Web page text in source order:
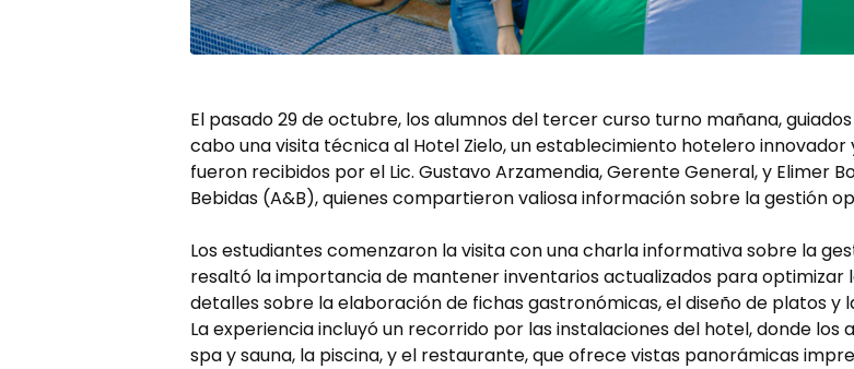
El pasado 29 de octubre, los alumnos del tercer curso turno mañana,
cabo una visita técnica al Hotel Zielo, un establecimiento hotelero
fueron recibidos por el Lic. Gustavo Arzamendia, Gerente General, y Elimer
Bebidas (A&B), quienes compartieron valiosa información sobre la gestión
Los estudiantes comenzaron la visita con una charla informativa sobre la
resaltó la importancia de mantener inventarios actualizados para optimizar
detalles sobre la elaboración de fichas gastronómicas, el diseño de platos y
La experiencia incluyó un recorrido por las instalaciones del hotel, donde
spa y sauna, la piscina, y el restaurante, que ofrece vistas panorámicas